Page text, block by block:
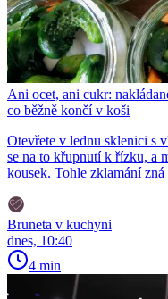
Ani ocet, ani cukr:
co běžně končí v koši
Otevřete v lednu sklenici s
se na to křupnutí k řízku, a
kousek. Tohle zklamání
Bruneta v kuchyni
dnes, 10:40
4 min